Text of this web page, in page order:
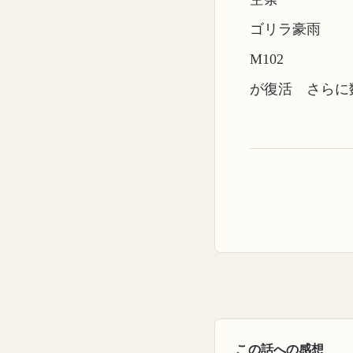
ゴリラ豪雨
M102
が復活 さらに
この話への感想